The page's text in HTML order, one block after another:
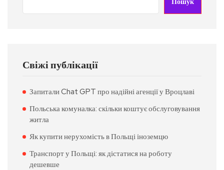
Свіжі публікації
Запитали Chat GPT про надійні агенції у Вроцлаві
Польська комуналка: скільки коштує обслуговування
житла
Як купити нерухомість в Польщі іноземцю
Транспорт у Польщі: як дістатися на роботу
дешевше